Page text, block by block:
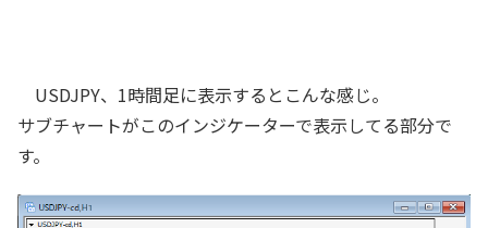
USDJPY、1時間足に表示するとこんな感じ。
サブチャートがこのインジケーターで表示してる部分で
す。